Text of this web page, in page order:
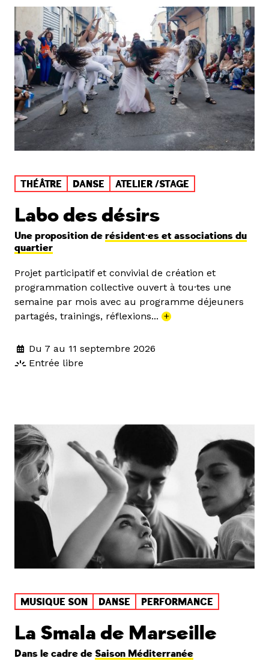
THÉÂTRE DANSE ATELIER /STAGE
Labo des désirs
Une proposition de résident·es et associations du
quartier
Projet participatif et convivial de création et
programmation collective ouvert à tou·tes une
semaine par mois avec au programme déjeuners
partagés, trainings, réflexions... +
Du 7 au 11 septembre 2026
Entrée libre
MUSIQUE SON DANSE PERFORMANCE
La Smala de Marseille
Dans le cadre de Saison Méditerranée